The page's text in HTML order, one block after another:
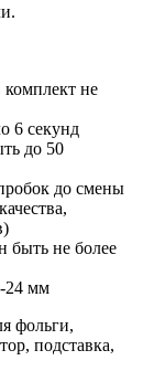
комплект не
6 секунд
до 50
до смены
быть не более
24 мм
фольги,
подставка,